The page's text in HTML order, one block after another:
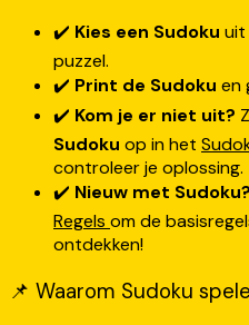
✔️ Kies een Sudoku uit
puzzel.
✔️ Print de Sudoku en
✔️ Kom je er niet uit?
Sudoku op in het
controleer je oplossing.
✔️ Nieuw met Sudoku?
Regels om de
ontdekken!
📌 Waarom Sudoku